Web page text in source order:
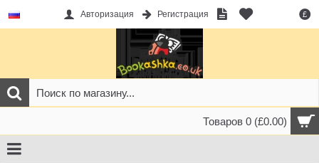
£
Авторизация Регистрация
Товаров 0 (£0.00)